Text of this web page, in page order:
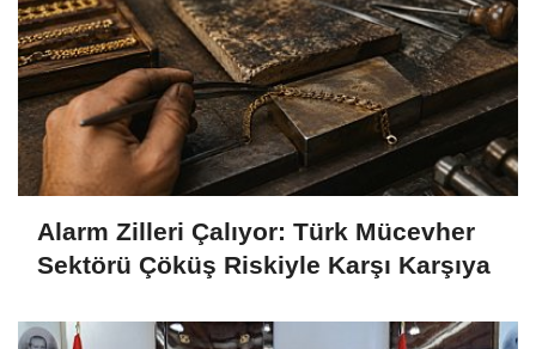
Alarm Zilleri Çalıyor: Türk Mücevher
Sektörü Çöküş Riskiyle Karşı Karşıya